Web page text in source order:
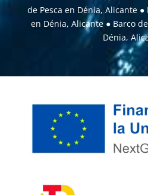
de Pesca en Dénia, Alicante●
en Dénia, Alicante ● Barco
Dénia,